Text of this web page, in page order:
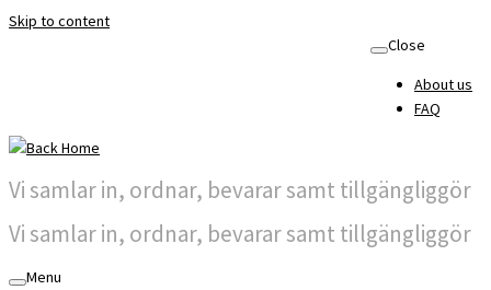
Skip to content
Close
About us
FAQ
Vi samlar in, ordnar, bevarar samt tillgängliggör
Vi samlar in, ordnar, bevarar samt tillgängliggör
Menu